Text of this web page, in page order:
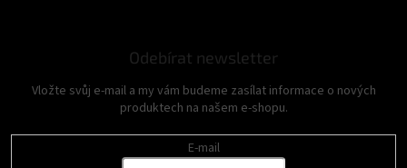
Odebírat newsletter
Vložte svůj e-mail a my vám budeme zasílat informace o nových
produktech na našem e-shopu.
E-mail